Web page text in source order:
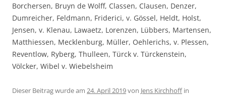
Borchersen, Bruyn de Wolff, Classen, Clausen, Denzer,
Dumreicher, Feldmann, Friderici, v. Gössel, Heldt, Holst,
Jensen, v. Klenau, Lawaetz, Lorenzen, Lübbers, Martensen,
Matthiessen, Mecklenburg, Müller, Oehlerichs, v. Plessen,
Reventlow, Ryberg, Thulleen, Türck v. Türckenstein,
Völcker, Wibel v. Wiebelsheim
Dieser Beitrag wurde am 24. April 2019von Jens Kirchhoffin